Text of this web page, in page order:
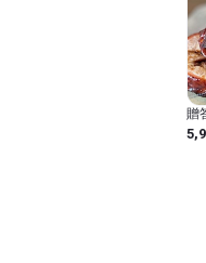
贈
送